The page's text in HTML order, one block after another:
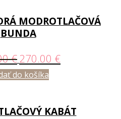
MODROTLAČOVÁ
BUNDA
€270.00 €
do košíka
KABÁT